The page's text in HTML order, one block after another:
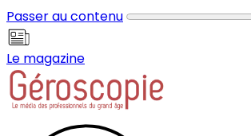
Passer au contenu
Le magazine
Panneau de gestion des cookies